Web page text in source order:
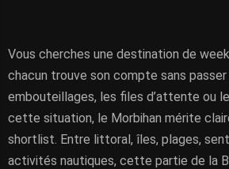
Vous cherches une destination de
chacun trouve son compte sans
embouteillages, les files d’attente ou
cette situation, le Morbihan mérite
shortlist. Entre littoral, îles, plages,
activités nautiques, cette partie de la